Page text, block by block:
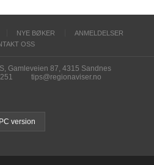
NYE BØKER
ANMELDELSER
OSS
Gamleveien 87, 4315 Sandnes
tips@regionaviser.no
PC version